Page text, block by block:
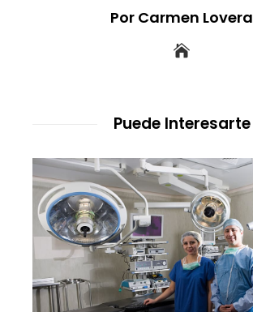
Por Carmen Lovera
Puede Interesarte